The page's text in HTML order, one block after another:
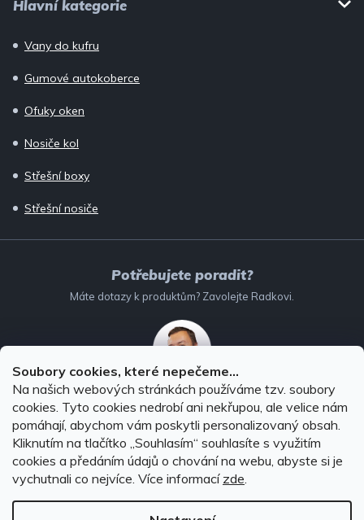
Soubory cookies, které nepečeme...
Na našich webových stránkách používáme tzv. soubory
cookies. Tyto cookies nedrobí ani nekřupou, ale velice nám
pomáhají, abychom vám poskytli personalizovaný obsah.
Kliknutím na tlačítko ,,Souhlasím“ souhlasíte s využitím
cookies a předáním údajů o chování na webu, abyste si je
vychutnali co nejvíce. Více informací zde.
Hlavní kategorie
Vany do kufru
Gumové autokoberce
Ofuky oken
Nosiče kol
Střešní boxy
Střešní nosiče
Potřebujete poradit?
Máte dotazy k produktům? Zavolejte Radkovi.
732 147 896 (Po–Pá: 8–16:00)
info@autodoplnky-obchod.cz